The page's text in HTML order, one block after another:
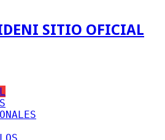
SITIO OFICIAL